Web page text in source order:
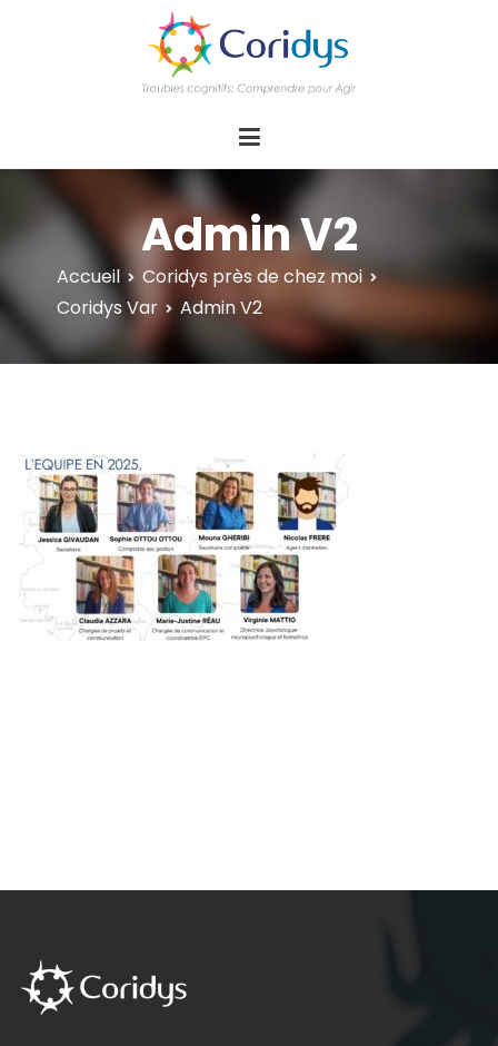
d'actions Information Accompagnement
Innovation/E­xpertise Formations autour des
troubles cognitifs dys ou acquis
Admin V2
Accueil
Coridys près de chez moi
Coridys Var
Admin V2